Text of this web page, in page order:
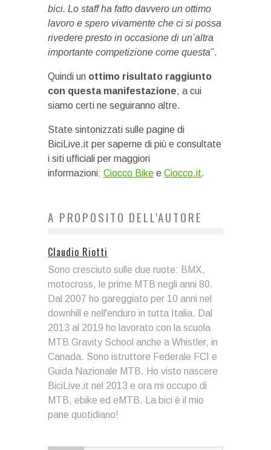
bici. Lo staff ha fatto davvero un ottimo
lavoro e spero vivamente che ci si possa
rivedere presto in occasione di un’altra
importante competizione come questa”.
Quindi un ottimo risultato raggiunto
con questa manifestazione, a cui
siamo certi ne seguiranno altre.
State sintonizzati sulle pagine di
BiciLive.it per saperne di più e consultate
i siti ufficiali per maggiori
informazioni: Ciocco Bike e Ciocco.it.
A PROPOSITO DELL'AUTORE
Claudio Riotti
Sono cresciuto sulle due ruote: BMX,
motocross, le prime MTB negli anni 80.
Dal 2007 ho gareggiato per 10 anni nel
downhill e nell'enduro in tutta Italia. Dal
2013 al 2019 ho lavorato con la scuola
MTB Gravity School anche a Whistler, in
Canada. Sono istruttore Federale FCI e
Guida Nazionale MTB. Ho visto nascere
BiciLive.it nel 2013 e ora mi occupo di
MTB, ebike ed eMTB. La bici è il mio
pane quotidiano!